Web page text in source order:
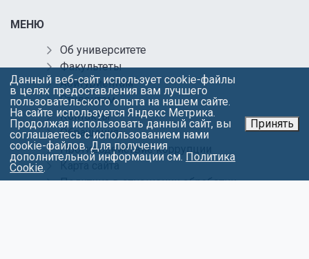
МЕНЮ
Об университете
Факультеты
Абитуриентам
Студентам
Контакты
Обращения
Противодействие коррупции
Карта сайта
Политика в отношении обработки
Данный веб-сайт использует cookie-файлы
в целях предоставления вам лучшего
пользовательского опыта на нашем сайте.
На сайте используется Яндекс Метрика.
Продолжая использовать данный сайт, вы
соглашаетесь с использованием нами
cookie-файлов. Для получения
дополнительной информации см. Политика
Cookie.
Принять